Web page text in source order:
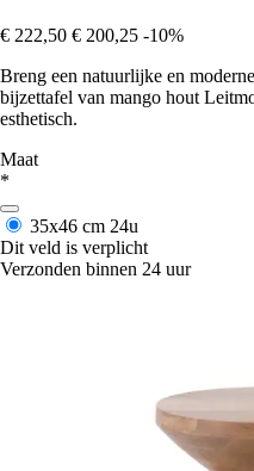
€ 222,50 € 200,25 -10%
Breng een natuurlijke en
bijzettafel van mango hout
esthetisch.
Maat
*
35x46 cm 24u
Dit veld is verplicht
Verzonden binnen 24 uur